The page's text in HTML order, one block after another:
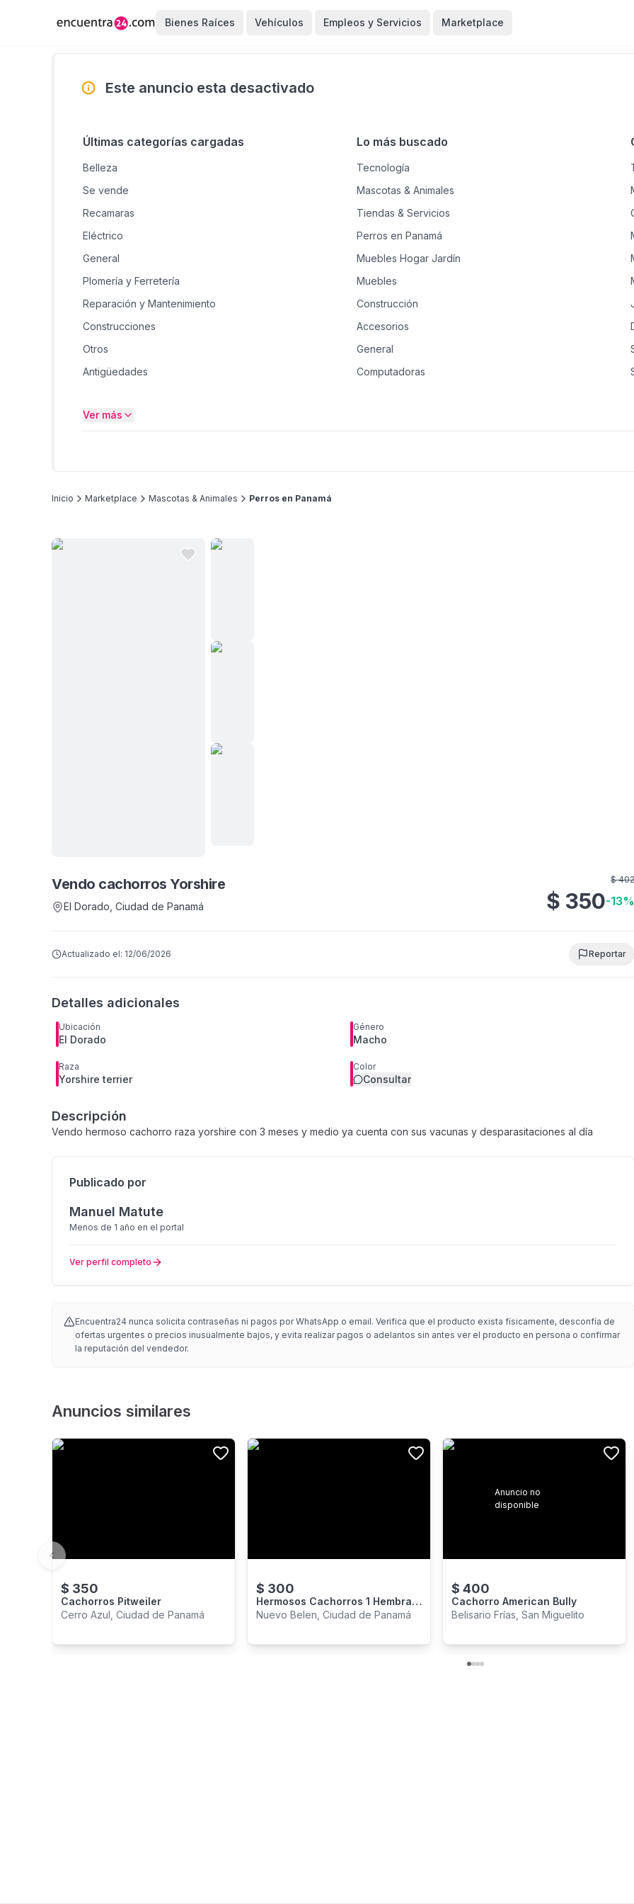
Bienes Raíces Vehículos Empleos y Servicios Marketplace
Este anuncio esta desactivado
Últimas categorías cargadas
Belleza
Se vende
Recamaras
Eléctrico
General
Plomería y Ferretería
Reparación y Mantenimiento
Construcciones
Otros
Antigüedades
Artículos de bebes
Lo más buscado
Tecnología
Mascotas & Animales
Tiendas & Servicios
Perros en Panamá
Muebles Hogar Jardín
Muebles
Construcción
Accesorios
General
Computadoras
Ver más
Inicio Marketplace Mascotas & Animales Perros en Panamá
Vendo cachorros Yorshire
El Dorado , Ciudad de Panamá
$ 402
$ 350-13%
Actualizado el: 12/06/2026 Reportar
Detalles adicionales
Ubicación
El Dorado
Género
Macho
Raza
Yorshire terrier
Color
Consultar
Descripción
Vendo hermoso cachorro raza yorshire con 3 meses y medio ya cuenta con sus vacunas y desparasitaciones al día
Publicado por
Manuel Matute
Menos de 1 año en el portal
Ver perfil completo
Encuentra24 nunca solicita contraseñas ni pagos por WhatsApp o email. Verifica que el producto exista físicamente, desconfía de
ofertas urgentes o precios inusualmente bajos, y evita realizar pagos o adelantos sin antes ver el producto en persona o confirmar
la reputación del vendedor.
Anuncios similares
$ 350
Cachorros Pitweiler
Cerro Azul, Ciudad de Panamá
$ 300
Hermosos Cachorros 1 Hembra Y
1 Macho
Nuevo Belen, Ciudad de Panamá
Anuncio no
disponible
$ 400
Cachorro American Bully
Belisario Frías, San Miguelito
Previous slide